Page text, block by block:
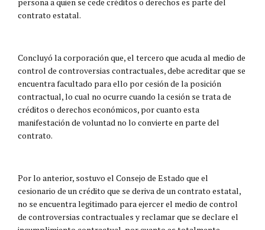
contrato estatal.
Concluyó la corporación que, el tercero que acuda al medio de
control de controversias contractuales, debe acreditar que se
encuentra facultado para ello por cesión de la posición
contractual, lo cual no ocurre cuando la cesión se trata de
créditos o derechos económicos, por cuanto esta
manifestación de voluntad no lo convierte en parte del
contrato.
Por lo anterior, sostuvo el Consejo de Estado que el
cesionario de un crédito que se deriva de un contrato estatal,
no se encuentra legitimado para ejercer el medio de control
de controversias contractuales y reclamar que se declare el